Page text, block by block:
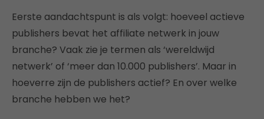
Eerste aandachtspunt is als volgt: hoeveel actieve
publishers bevat het affiliate netwerk in jouw
branche? Vaak zie je termen als ‘wereldwijd
netwerk’ of ‘meer dan 10.000 publishers’. Maar in
hoeverre zijn de publishers actief? En over welke
branche hebben we het?